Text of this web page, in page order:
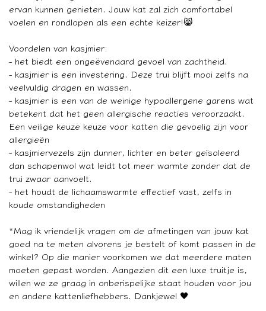
ervan kunnen genieten. Jouw kat zal zich comfortabel
voelen en rondlopen als een echte keizer!😸
Voordelen van kasjmier:
- het biedt een ongeëvenaard gevoel van zachtheid.
- kasjmier is een investering. Deze trui blijft mooi zelfs na
veelvuldig dragen en wassen.
- kasjmier is een van de weinige hypoallergene garens wat
betekent dat het geen allergische reacties veroorzaakt.
Een veilige keuze keuze voor katten die gevoelig zijn voor
allergieën
- kasjmiervezels zijn dunner, lichter en beter geïsoleerd
dan schapenwol wat leidt tot meer warmte zonder dat de
trui zwaar aanvoelt.
- het houdt de lichaamswarmte effectief vast, zelfs in
koude omstandigheden
*Mag ik vriendelijk vragen om de afmetingen van jouw kat
goed na te meten alvorens je bestelt of komt passen in de
winkel? Op die manier voorkomen we dat meerdere maten
moeten gepast worden. Aangezien dit een luxe truitje is,
willen we ze graag in onberispelijke staat houden voor jou
en andere kattenliefhebbers. Dankjewel 🖤